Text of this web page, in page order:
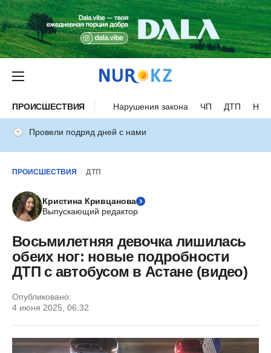
ПРОИСШЕСТВИЯ Нарушения закона ЧП ДТП
Провели подряд дней с нами
ПРОИСШЕСТВИЯ ДТП
Кристина Кривцанова
Выпускающий редактор
Восьмилетняя девочка лишилась
обеих ног: новые подробности
ДТП с автобусом в Астане (видео)
Опубликовано:
4 июня 2025, 06:32